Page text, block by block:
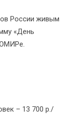
России живым
«День
– 13 700 р./